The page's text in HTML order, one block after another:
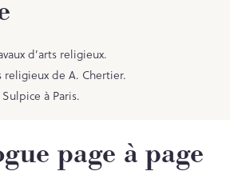
PUBLICATIONS
PATRIMOINE
PATRIMOINE
DU PATRIMOINE
d’arts religieux.
de A. Chertier.
à Paris.
page à page